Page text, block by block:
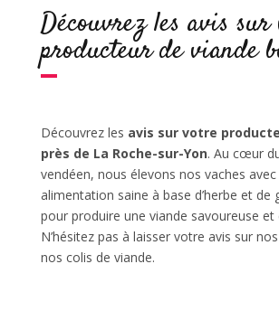
Découvrez les avis
producteur de viande
Découvrez les avis sur votre
près de La Roche-sur-Yon. Au cœur
vendéen, nous élevons nos vaches avec
alimentation saine à base d’herbe et de
pour produire une viande savoureuse et
N’hésitez pas à laisser votre avis sur
nos colis de viande.